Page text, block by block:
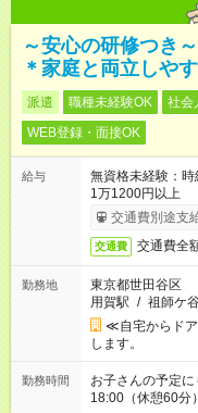
～安心の研修つき
＊家庭と両立しや
派遣 職種未経験OK 社会
WEB登録・面接OK
給与
無資格未経験：
1万1200円以上
交通費別途支
交通費 交通費全
勤務地
東京都世田谷区
用賀駅 / 祖師ケ
≪自宅からド
します。
勤務時間
お子さんの予定にも柔軟
18:00（休憩60分